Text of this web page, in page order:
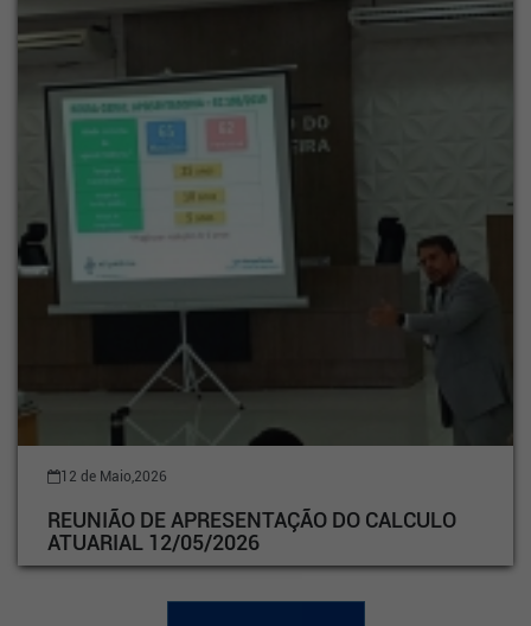
12 de Maio,2026
REUNIÃO DE APRESENTAÇÃO DO CALCULO
ATUARIAL 12/05/2026